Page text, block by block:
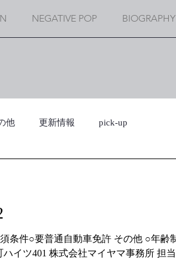
NEGATIVE POP BIOGRAPHY
他 更新情報 pick-up
の他 ○年齢制限無し ○スタジオ経験者優遇 〒107-